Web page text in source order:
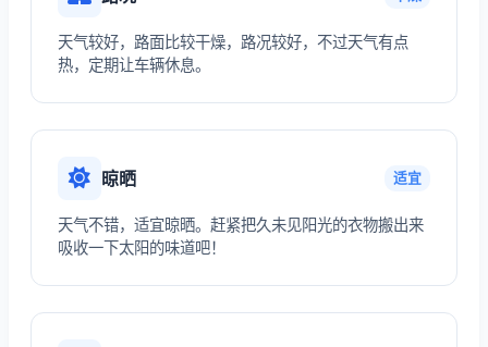
天气较好，路面比较干燥，路况较好，不过天气有点
热，定期让车辆休息。
晾晒 适宜
天气不错，适宜晾晒。赶紧把久未见阳光的衣物搬出来
吸收一下太阳的味道吧！